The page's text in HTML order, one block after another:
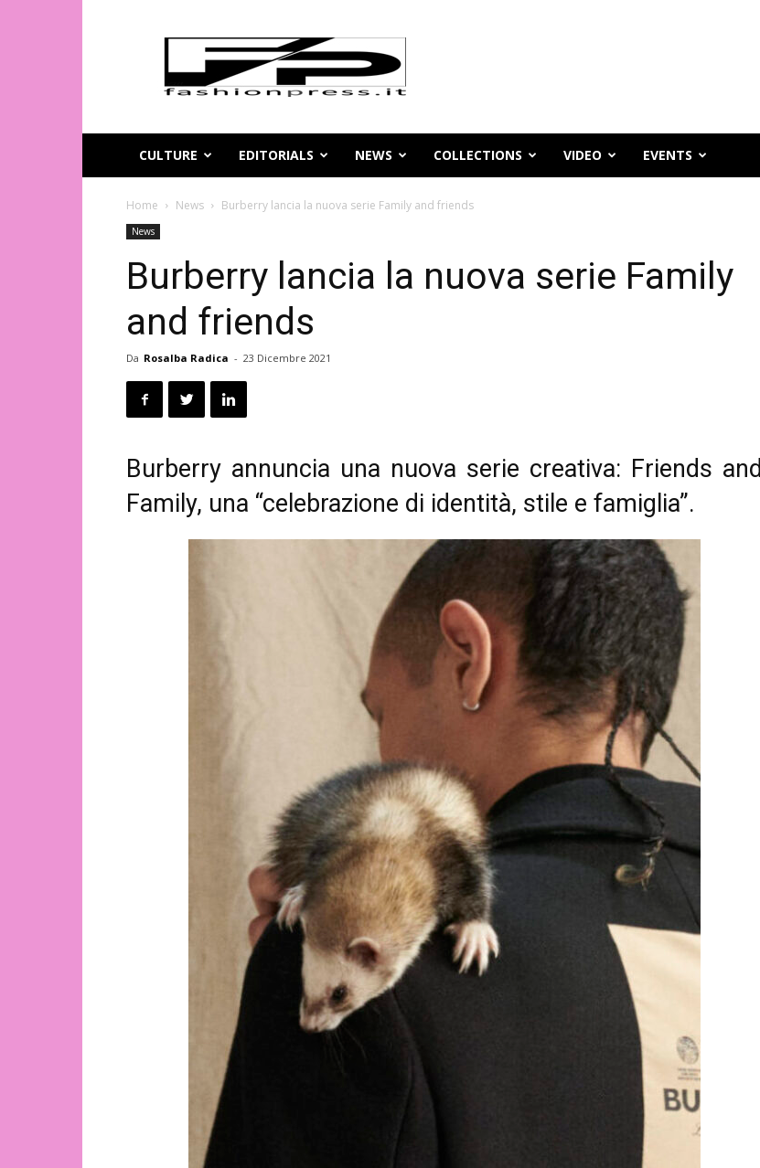
Magazine
moda
online
FashionPress.it
CULTURE
EDITORIALS NEWS COLLECTIONS VIDEO EVENTS
Home News Burberry lancia la nuova serie Family and friends
News
Burberry lancia la nuova serie Family
and friends
Da Rosalba Radica - 23 Dicembre 2021
Burberry annuncia una nuova serie creativa: Friends and
Family, una “celebrazione di identità, stile e famiglia”.